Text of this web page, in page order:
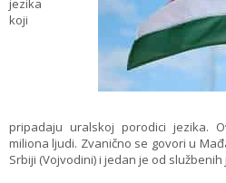
jezika
koji
pripadaju uralskoj porodici jezika.
miliona ljudi. Zvanično se govori u
Srbiji (Vojvodini) i jedan je od